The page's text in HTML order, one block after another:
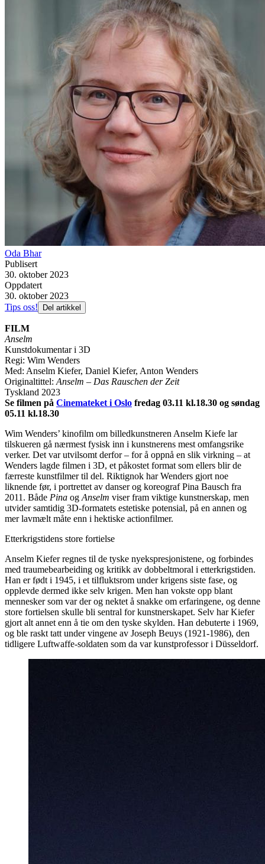
Oda Bhar
Publisert
30. oktober 2023
Oppdatert
30. oktober 2023
Tips oss!
Del artikkel
FILM
Anselm
Kunstdokumentar i 3D
Regi: Wim Wenders
Med: Anselm Kiefer, Daniel Kiefer, Anton Wenders
Originaltittel: Anselm – Das Rauschen der Zeit
Tyskland 2023
Se filmen på Cinemateket i Oslo fredag 03.11 kl.18.30 og søndag
05.11 kl.18.30
Wim Wenders’ kinofilm om billedkunstneren Anselm Kiefe lar
tilskueren gå nærmest fysisk inn i kunstnerens mest omfangsrike
verker. Det var utvilsomt derfor – for å oppnå en slik virkning – at
Wenders lagde filmen i 3D, et påkostet format som ellers blir de
færreste kunstfilmer til del. Riktignok har Wenders gjort noe
liknende før, i portrettet av danser og koreograf Pina Bausch fra
2011. Både Pina og Anselm viser fram viktige kunstnerskap, men
utvider samtidig 3D-formatets estetiske potensial, på en annen og
mer lavmælt måte enn i hektiske actionfilmer.
Etterkrigstidens store fortielse
Anselm Kiefer regnes til de tyske nyekspresjonistene, og forbindes
med traumebearbeiding og kritikk av dobbeltmoral i etterkrigstiden.
Han er født i 1945, i et tilfluktsrom under krigens siste fase, og
opplevde dermed ikke selv krigen. Men han vokste opp blant
mennesker som var der og nektet å snakke om erfaringene, og denne
store fortielsen skulle bli sentral for kunstnerskapet. Selv har Kiefer
gjort alt annet enn å tie om den tyske skylden. Han debuterte i 1969,
og ble raskt tatt under vingene av Joseph Beuys (1921-1986), den
tidligere Luftwaffe-soldaten som da var kunstprofessor i Düsseldorf.